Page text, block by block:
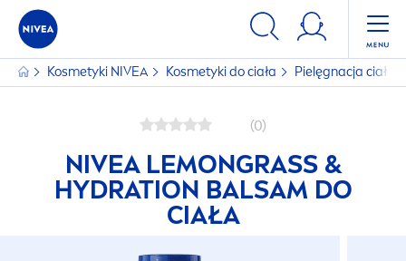
Kosmetyki NIVEA Kosmetyki do ciała Pielęgnacja ciała
(0)
NIVEALEMONGRASS &
HYDRATION BALSAM DO
CIAŁA